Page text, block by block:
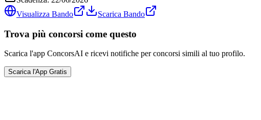
Visualizza Bando
Scarica Bando
Trova più concorsi come questo
Scarica l'app ConcorsAI e ricevi notifiche per concorsi simili al tuo profilo.
Scarica l'App Gratis